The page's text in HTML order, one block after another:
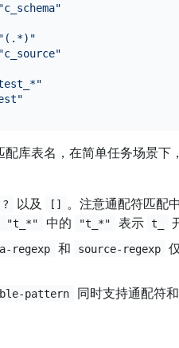
"c_schema"
"(.*)"
"c_source"
库表名，在简单任务场景下
? 以及 [] 。注意通配符匹配
"t_*" 中的 "t_*" 表示 t_
regexp 和 source-regexp
pattern 同时支持通配符